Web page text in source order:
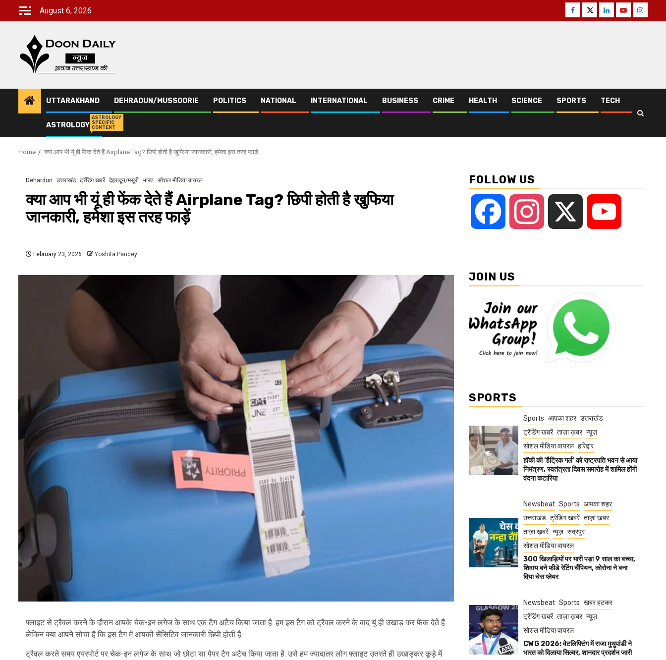
August 6, 2026 Facebook
TwitterLinkedinYoutube
UTTARAKHAND DEHRADUN/MUSSOORIE POLITICS NATIONAL INTERNATIONAL BUSINESS CRIME HEALTH SCIENCE SPORTS TECH
ASTROLOGY
ASTROLOGY
SPECIFIC
CONTENT
Home क्या आप भी यूं ही फेंक देते हैं Airplane Tag? छिपी होती है खुफिया जानकारी, हमेशा इस तरह फाड़ें
Dehardun उत्तराखंड ट्रेंडिंग खबरें देहरादून/मसूरी भारत सोशल मीडिया वायरल
क्या आप भी यूं ही फेंक देते हैं Airplane Tag? छिपी होती है खुफिया
जानकारी, हमेशा इस तरह फाड़ें
February 23, 2026 Yoshita Pandey
फ्लाइट से ट्रैवल करने के दौरान आपके चेक-इन लगेज के साथ एक टैग अटैच किया जाता है. हम इस टैग को ट्रैवल करने के बाद यूं ही उखाड़ कर फेंक देते हैं.
लेकिन क्या आपने सोचा है कि इस टैग में आपकी सेंसिटिव जानकारी छिपी होती है.
ट्रैवल करते समय एयरपोर्ट पर चेक-इन लगेज के साथ जो छोटा सा पेपर टैग अटैच किया जाता है. उसे हम ज्यादातर लोग फ्लाइट उतरते ही उखाड़कर कूड़े में
FOLLOW US
Facebook Instagram
JOIN US
SPORTS
Sports आपका शहर उत्तराखंड
ट्रेंडिंग खबरें ताज़ा ख़बर न्यूज़
सोशल मीडिया वायरल हरिद्वार
हॉकी की ‘हैट्रिक गर्ल’ को राष्ट्रपति भवन से आया
निमंत्रण, स्वतंत्रता दिवस समारोह में शामिल होंगी
वंदना कटारिया
Newsbeat Sports आपका शहर
उत्तराखंड ट्रेंडिंग खबरें ताज़ा ख़बर
ताज़ा ख़बरें न्यूज़ रुद्रपुर
सोशल मीडिया वायरल
300 खिलाड़ियों पर भारी पड़ा 9 साल का बच्चा,
शिवाय बने फीडे रेटिंग चैंपियन, कोरोना ने बना
दिया चेस प्लेयर
Newsbeat Sports खबर हटकर
ट्रेंडिंग खबरें ताज़ा ख़बर न्यूज़
सोशल मीडिया वायरल
CWG 2026: वेटलिफ्टिंग में राजा मुथुपांडी ने
भारत को दिलाया सिल्वर, शानदार प्रदर्शन जारी